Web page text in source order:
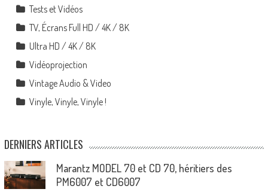
Tests et Vidéos
TV, Écrans Full HD / 4K / 8K
Ultra HD / 4K / 8K
Vidéoprojection
Vintage Audio & Video
Vinyle, Vinyle, Vinyle !
DERNIERS ARTICLES
Marantz MODEL 70 et CD 70, héritiers des
PM6007 et CD6007